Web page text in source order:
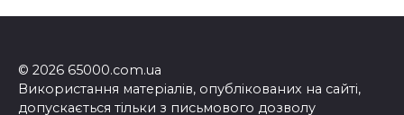
© 2026 65000.com.ua
Використання матеріалів, опублікованих на сайті,
допускається тільки з письмового дозволу